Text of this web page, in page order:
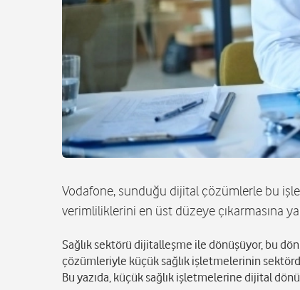
Vodafone, sunduğu dijital çözümlerle bu
verimliliklerini en üst düzeye çıkarmasına
Sağlık sektörü dijitalleşme ile dönüşüyor, bu
çözümleriyle küçük sağlık işletmelerinin
Bu yazıda, küçük sağlık işletmelerine dijital